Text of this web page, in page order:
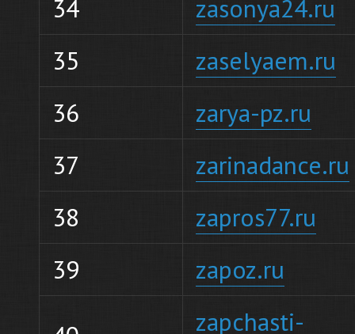
34
zasonya24.ru
35
zaselyaem.ru
36
zarya-pz.ru
37
zarinadance.ru
38
zapros77.ru
39
zapoz.ru
zapchasti-